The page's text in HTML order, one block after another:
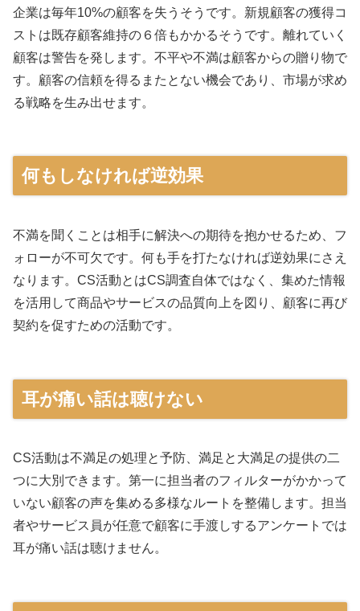
企業は毎年10%の顧客を失うそうです。新規顧客の獲得コ
ストは既存顧客維持の６倍もかかるそうです。離れていく
顧客は警告を発します。不平や不満は顧客からの贈り物で
す。顧客の信頼を得るまたとない機会であり、市場が求め
る戦略を生み出せます。
何もしなければ逆効果
不満を聞くことは相手に解決への期待を抱かせるため、フ
ォローが不可欠です。何も手を打たなければ逆効果にさえ
なります。CS活動とはCS調査自体ではなく、集めた情報
を活用して商品やサービスの品質向上を図り、顧客に再び
契約を促すための活動です。
耳が痛い話は聴けない
CS活動は不満足の処理と予防、満足と大満足の提供の二
つに大別できます。第一に担当者のフィルターがかかって
いない顧客の声を集める多様なルートを整備します。担当
者やサービス員が任意で顧客に手渡しするアンケートでは
耳が痛い話は聴けません。